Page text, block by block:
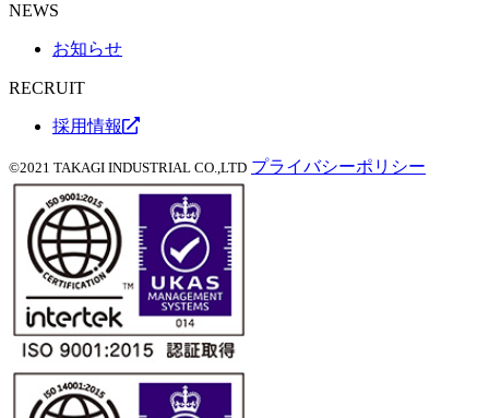
NEWS
お知らせ
RECRUIT
採用情報
©2021 TAKAGI INDUSTRIAL CO.,LTD プライバシーポリシー